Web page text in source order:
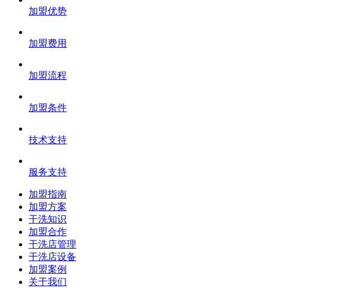
加盟优势
加盟费用
加盟流程
加盟条件
技术支持
服务支持
加盟指南
加盟方案
干洗知识
加盟合作
干洗店管理
干洗店设备
加盟案例
关于我们